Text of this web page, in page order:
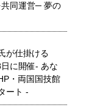
共同運営─ 夢の
が仕掛ける
に開催- あな
・両国国技館
ート -